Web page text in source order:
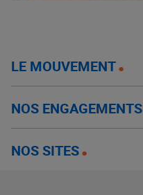
LE MOUVEMENT
NOS ENGAGEMENTS
NOS SITES